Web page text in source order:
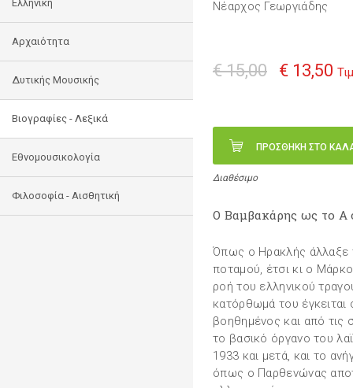
Ελληνική
Αρχαιότητα
Δυτικής Μουσικής
Βιογραφίες - Λεξικά
Εθνομουσικολογία
Φιλοσοφία - Αισθητική
Νέαρχος Γεωργιάδης
€ 15,00 € 13,50
ΠΡΟΣΘΗΚΗ ΣΤΟ
Διαθέσιμο
Ο Βαμβακάρης ως το Α
Όπως ο Ηρακλής άλλαξε
ποταμού, έτσι κι ο
ροή του ελληνικού
κατόρθωμά του έγκειται
βοηθημένος και από τις
το βασικό όργανο του
1933 και μετά, και το
όπως ο Παρθενώνας